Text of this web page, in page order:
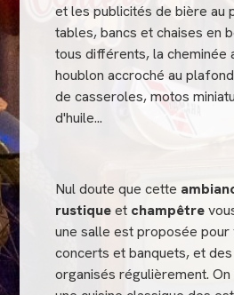
et les publicités de bière au
tables, bancs et chaises en
tous différents, la cheminée
houblon accroché au
de casseroles, motos
d'huile...
Nul doute que cette
rustiqueet champêtre
une salle est proposée
concerts et banquets, et
organisés régulièrement.